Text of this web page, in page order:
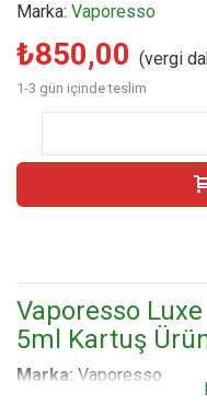
Marka: Vaporesso
₺850,00 (vergi
1-3 gün içinde teslim
Vaporesso
5ml Kartuş
Marka: Vaporesso
Luxe X Pod